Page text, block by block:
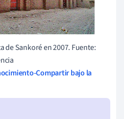
de Sankoré en 2007. Fuente:
Compartir bajo la